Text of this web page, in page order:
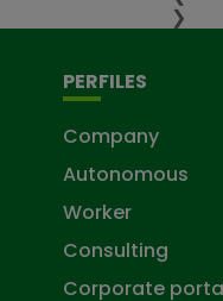
❯
PERFILES
Company
Autonomous
Worker
Consulting
Corporate